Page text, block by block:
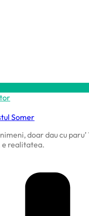
Somer
doar dau cu paru’
realitatea.